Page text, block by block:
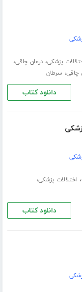
پزشکی،درمان چاقی،
چاقی، سرطان
دانلود کتاب
، اختلالات پزشکی،
دانلود کتاب